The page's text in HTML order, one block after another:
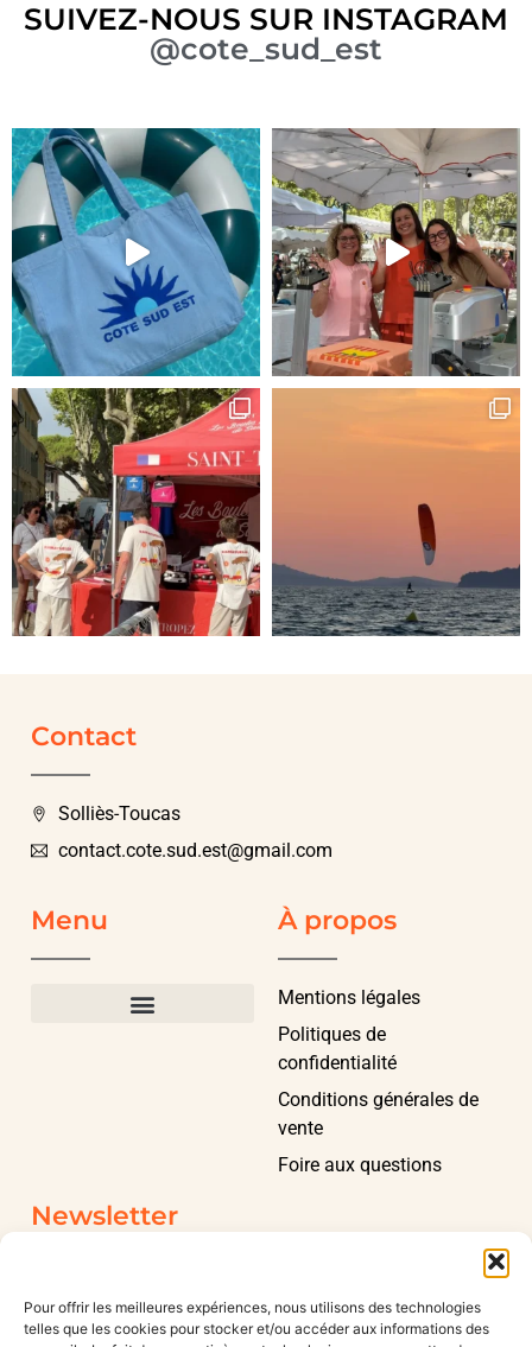
Pour offrir les meilleures expériences, nous utilisons des technologies
telles que les cookies pour stocker et/ou accéder aux informations des
SUIVEZ-NOUS SUR INSTAGRAM
@cote_sud_est
Contact
Solliès-Toucas
contact.cote.sud.est@gmail.com
Menu À propos
Mentions légales
Politiques de
confidentialité
Conditions générales de
vente
Foire aux questions
Newsletter